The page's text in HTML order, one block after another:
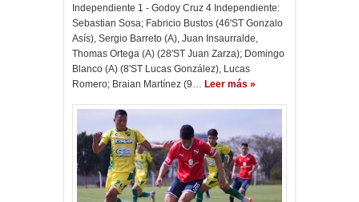
Independiente 1 - Godoy Cruz 4 Independiente:
Sebastian Sosa; Fabricio Bustos (46'ST Gonzalo
Asís), Sergio Barreto (A), Juan Insaurralde,
Thomas Ortega (A) (28'ST Juan Zarza); Domingo
Blanco (A) (8'ST Lucas González), Lucas
Romero; Braian Martínez (9… Leer más »